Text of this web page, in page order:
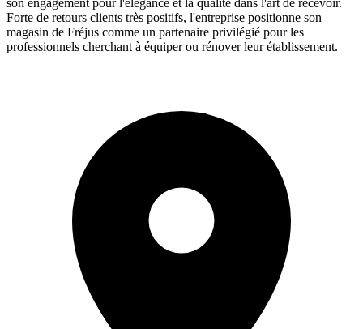
Forte de retours clients très positifs, l'entreprise positionne son
magasin de Fréjus comme un partenaire privilégié pour les
professionnels cherchant à équiper ou rénover leur établissement.